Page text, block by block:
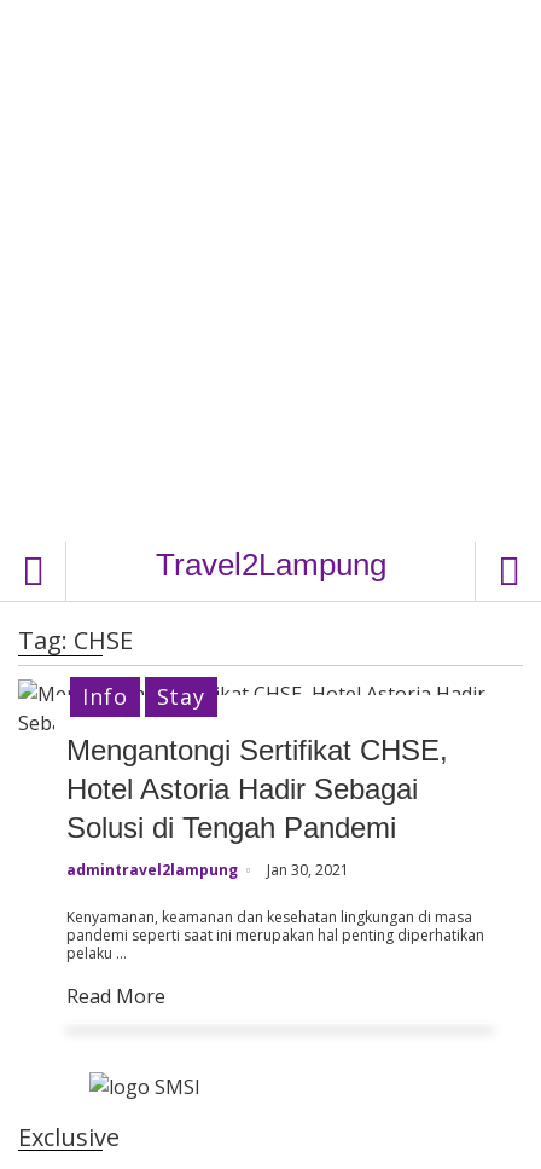
Travel2Lampung
Tag: CHSE
Mengantongi Sertifikat CHSE,
Hotel Astoria Hadir Sebagai
Solusi di Tengah Pandemi
admintravel2lampung Jan 30, 2021
Kenyamanan, keamanan dan kesehatan lingkungan di masa
pandemi seperti saat ini merupakan hal penting diperhatikan
pelaku …
Read More
Info Stay
Exclusive